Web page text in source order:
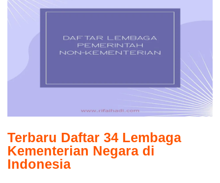
Terbaru Daftar 34 Lembaga
Kementerian Negara di
Indonesia